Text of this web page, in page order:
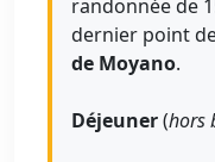
randonnée de
dernier point
de Moyano.
Déjeuner(hors